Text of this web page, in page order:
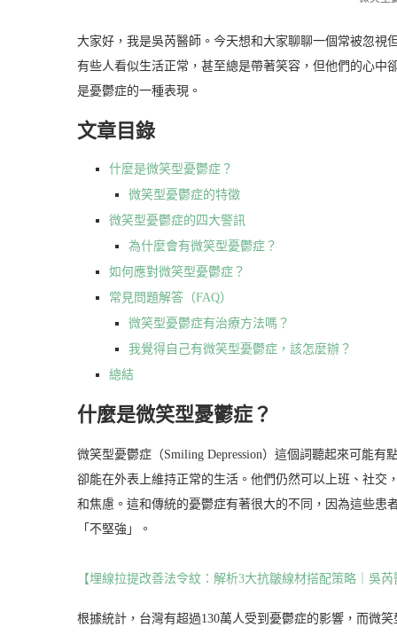
大家好，我是吳芮醫師。今天想和大家聊聊一個常被忽視
有些人看似生活正常，甚至總是帶著笑容，但他們的心中
是憂鬱症的一種表現。
文章目錄
什麼是微笑型憂鬱症？
微笑型憂鬱症的特徵
微笑型憂鬱症的四大警訊
為什麼會有微笑型憂鬱症？
如何應對微笑型憂鬱症？
常見問題解答（FAQ）
微笑型憂鬱症有治療方法嗎？
我覺得自己有微笑型憂鬱症，該怎麼辦？
總結
什麼是微笑型憂鬱症？
微笑型憂鬱症（Smiling Depression）這個詞聽起來可能
卻能在外表上維持正常的生活。他們仍然可以上班、社交
和焦慮。這和傳統的憂鬱症有著很大的不同，因為這些患
「不堅強」。
【埋線拉提改善法令紋：解析3大抗皺線材搭配策略｜吳芮
根據統計，台灣有超過130萬人受到憂鬱症的影響，而微